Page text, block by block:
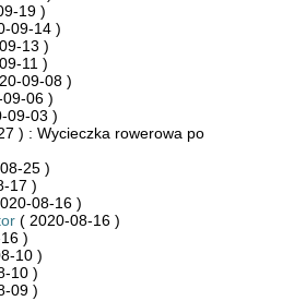
19 )
09-14 )
13 )
11 )
09-08 )
06 )
09-03 )
) : Wycieczka rowerowa po
25 )
17 )
08-16 )
( 2020-08-16 )
)
10 )
10 )
09 )